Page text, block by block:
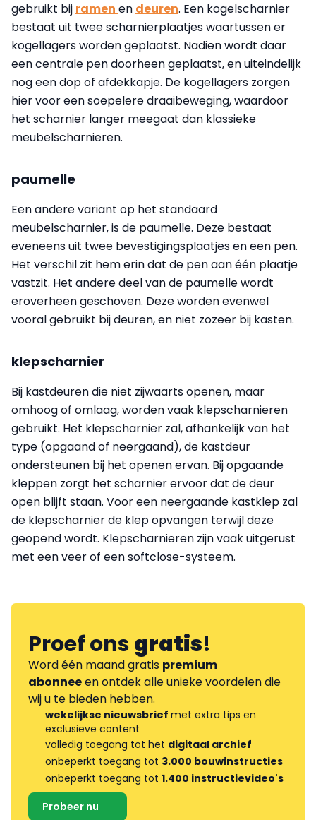
gebruikt bij ramen en deuren. Een kogelscharnier
bestaat uit twee scharnierplaatjes waartussen er
kogellagers worden geplaatst. Nadien wordt daar
een centrale pen doorheen geplaatst, en uiteindelijk
nog een dop of afdekkapje. De kogellagers zorgen
hier voor een soepelere draaibeweging, waardoor
het scharnier langer meegaat dan klassieke
meubelscharnieren.
paumelle
Een andere variant op het standaard
meubelscharnier, is de paumelle. Deze bestaat
eveneens uit twee bevestigingsplaatjes en een pen.
Het verschil zit hem erin dat de pen aan één plaatje
vastzit. Het andere deel van de paumelle wordt
eroverheen geschoven. Deze worden evenwel
vooral gebruikt bij deuren, en niet zozeer bij kasten.
klepscharnier
Bij kastdeuren die niet zijwaarts openen, maar
omhoog of omlaag, worden vaak klepscharnieren
gebruikt. Het klepscharnier zal, afhankelijk van het
type (opgaand of neergaand), de kastdeur
ondersteunen bij het openen ervan. Bij opgaande
kleppen zorgt het scharnier ervoor dat de deur
open blijft staan. Voor een neergaande kastklep zal
de klepscharnier de klep opvangen terwijl deze
geopend wordt. Klepscharnieren zijn vaak uitgerust
met een veer of een softclose-systeem.
Proef onsgratis!
Word één maand gratis premium
abonneeen ontdek alle unieke voordelen die
wij u te bieden hebben.
wekelijkse nieuwsbrief met extra tips en
exclusieve content
volledig toegang tot het digitaal archief
onbeperkt toegang tot 3.000 bouwinstructies
onbeperkt toegang tot 1.400 instructievideo's
Probeer nu